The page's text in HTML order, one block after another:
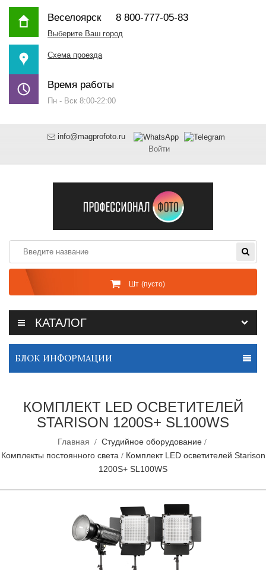
Веселоярск8 800-777-05-83
Выберите Ваш город
Схема проезда
Время работы
Пн - Вск 8:00-22:00
info@magprofoto.ru
Войти
Шт (пусто)
КАТАЛОГ
БЛОК ИНФОРМАЦИИ
КОМПЛЕКТ LED ОСВЕТИТЕЛЕЙ
STARISON 1200S+ SL100WS
Главная
Студийное оборудование
Комплекты постоянного света
Комплект LED осветителей Starison
1200S+ SL100WS